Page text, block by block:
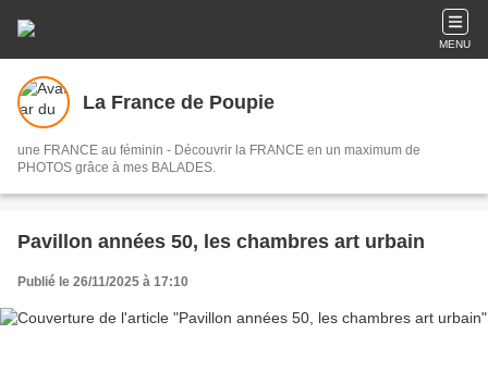
MENU
La France de Poupie
une FRANCE au féminin - Découvrir la FRANCE en un maximum de
PHOTOS grâce à mes BALADES.
Pavillon années 50, les chambres art urbain
Publié le 26/11/2025 à 17:10